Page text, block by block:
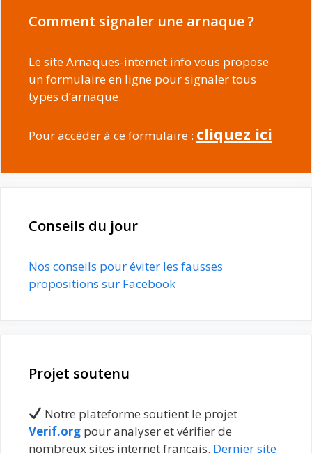
Comment signaler une arnaque ?
Le site Arnaques-internet.info vous propose
un formulaire en ligne pour signaler tous
types d’arnaque.
Pour accéder à ce formulaire : cliquez ici
Conseils du jour
Nos conseils pour éviter les fausses
propositions sur Facebook
Projet soutenu
Notre plateforme soutient le projet
Verif.org pour analyser et vérifier de
nombreux sites internet français. Dernier site